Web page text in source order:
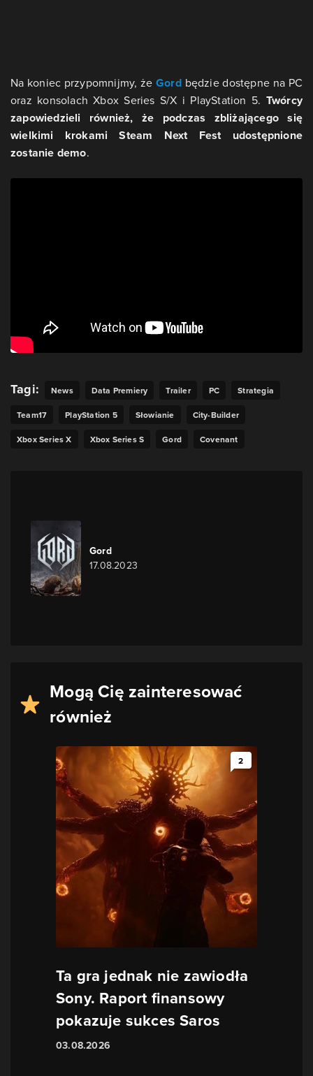
Na koniec przypomnijmy, żeGordbędzie dostępne na PC
oraz konsolach Xbox Series S/X i PlayStation 5. Twórcy
zapowiedzieli również, że podczas zbliżającego się
wielkimi krokami Steam Next Fest udostępnione
zostanie demo.
Tagi: News Data Premiery Trailer PC Strategia
Team17 PlayStation 5 Słowianie City-Builder
Xbox Series X Xbox Series S Gord Covenant
Gord
17.08.2023
Mogą Cię zainteresować
również
2
Ta gra jednak nie zawiodła
Sony. Raport finansowy
pokazuje sukces Saros
03.08.2026